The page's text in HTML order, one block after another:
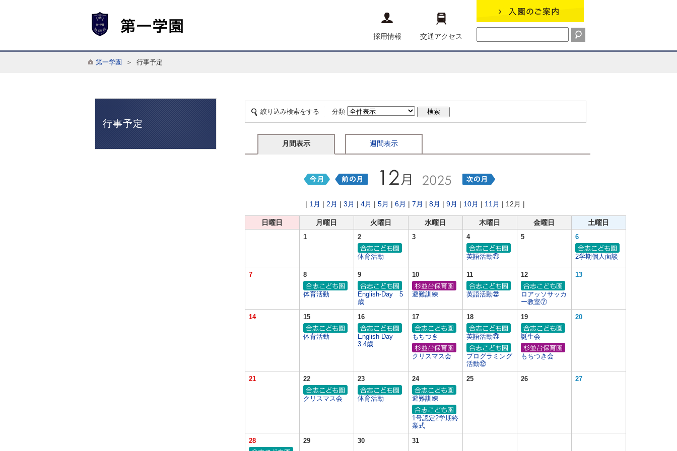
採用情報 交通アクセス
第一学園 ＞ 行事予定
行事予定
絞り込み検索をする 分類
月間表示 週間表示
| 1月 | 2月 | 3月 | 4月 | 5月 | 6月 | 7月 | 8月 | 9月 | 10月 | 11月 | 12月 |
日曜日 月曜日 火曜日 水曜日 木曜日 金曜日 土曜日
1 2
体育活動
3 4
英語活動㉑
5 6
2学期個人面談
7 8
体育活動
9
English-Day 5
歳
10
避難訓練
11
英語活動㉒
12
ロアッソサッカ
ー教室⑦
13
14 15
体育活動
16
English-Day
3.4歳
17
もちつき
クリスマス会
18
英語活動㉓
プログラミング
活動⑫
19
誕生会
もちつき会
20
21 22
クリスマス会
23
体育活動
24
避難訓練
1号認定2学期終
業式
25 26 27
28 29 30 31